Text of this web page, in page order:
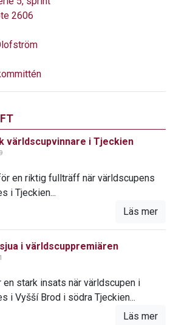
2606
världscupvinnare i Tjeckien
en riktig fullträff när världscupens
i Tjeckien...
Läs mer
i världscuppremiären
en stark insats när världscupen i
i Vyšší Brod i södra Tjeckien...
Läs mer